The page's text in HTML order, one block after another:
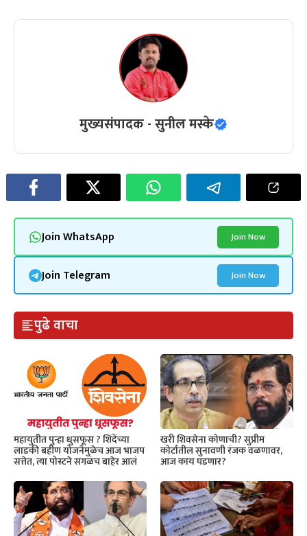
मुख्यसंपादक - सुनील मस्के
Join WhatsApp Join Now
Join Telegram Join Now
पुढे वाचा
महायुतीत पुन्हा धुसफूस ? शिंदेंच्या
लाडकी बहीण योजनेमुळेच आज भाजप
सत्तेत, त्या पोस्टने सगळंच बाहेर आलं
खरी शिवसेना कोणाची? सुप्रीम
कोर्टातील सुनावणी रंजक वळणावर,
आज काय घडणार?